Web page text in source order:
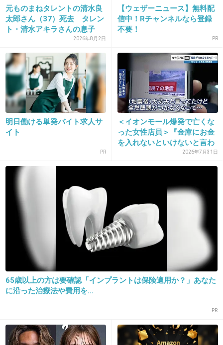
for you
+1 -1
20. 匿名 2018/11/09(金) 15:59:51
-1
21. 匿名
カナやん馬鹿にしてる人って恋したことないモテない人なんだろうなぁ。
れるから素晴らしいアーティストだよ。少なくともAKBなんかよりは私は100
-69
2018/11/09(金) 16:00:07
嫉妬しちゃうから他のこと話しないで
+23 -0
元ものまねタレントの清水良
太郎さん（37）死去 タレン
ト・清水アキラさんの息子
2026年8月2日
【ウェザーニュース】無料配
信中！Rチャンネルなら登録
不要！
PR
明日働ける単発バイト求人サ
イト
PR
＜イオンモール爆発で亡くな
った女性店員＞『金庫にお金
を入れないといけないと言わ
2026年7月31日
65歳以上の方は要確認「インプラントは保険適用か？」あなた
に沿った治療法や費用を...
PR